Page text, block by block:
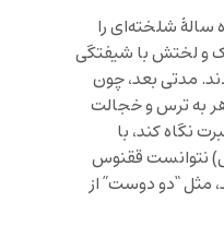
سالۀ شلخته‌ای را
و لختش با شیفتگی
مدتی بعد، چون
به ترس و خجالت
نگاه کند، با
نتوانست ققنوس
مثل “دو دوست” از